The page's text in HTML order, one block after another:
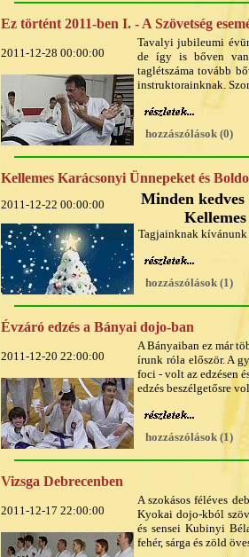
Ez történt 2011-ben I. - A Szövetség
2011-12-28 00:00:00
Tavalyi jubileumi
de így is bőven
taglétszáma tovább
instruktorainknak.
hozzászólások (0)
Kellemes Karácsonyi Ünnepeket és
2011-12-22 00:00:00
Minden
Tagjainknak kívánunk
hozzászólások (1)
Évzáró edzés a Bányai dojo-ban
2011-12-20 22:00:00
A Bányaiban ez már
írunk róla először. A
foci - volt az edzésen
edzés beszélgetősre
hozzászólások (1)
Vizsga Debrecenben
2011-12-17 22:00:00
A szokásos féléves
Kyokai dojo-kból
és sensei Kubinyi
fehér, sárga és zöld